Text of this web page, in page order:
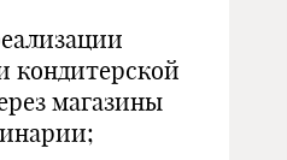
кондитерской
магазины